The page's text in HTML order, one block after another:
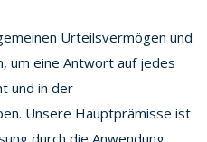
Urteilsvermögen und
um eine Antwort auf jedes
und in der
Unsere Hauptprämisse ist